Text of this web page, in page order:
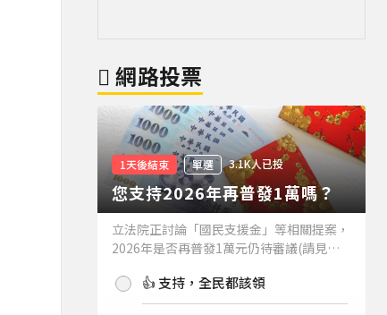
網路投票
1天後結束 單選 3.1K人已投
您支持2026年再普發1萬嗎？
立法院正討論「國民支援金」等相關提案，
2026年是否再普發1萬元仍待審議(請見下
持嗎？👍 支持，全民都該領